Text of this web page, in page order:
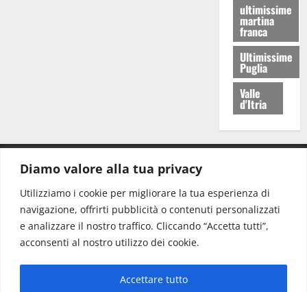
Diamo valore alla tua privacy
Utilizziamo i cookie per migliorare la tua esperienza di
navigazione, offrirti pubblicità o contenuti personalizzati
e analizzare il nostro traffico. Cliccando “Accetta tutti”,
acconsenti al nostro utilizzo dei cookie.
Accettare tutto
ultimissime
martina
franca
Ultimissime
Puglia
Valle
d'Itria
Redazione: redazione@www.martinasera.it
Direttore:direttore@www.martinasera.it
Info & Commerciale:info@www.martinasera.it